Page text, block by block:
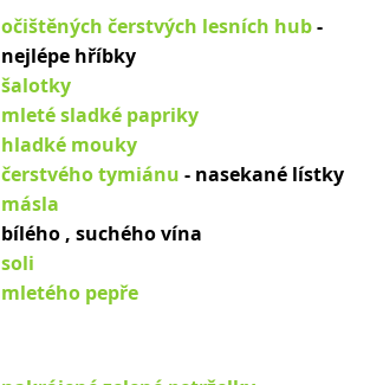
očištěných čerstvých lesních hub-
nejlépe hříbky
šalotky
mleté sladké papriky
hladké mouky
čerstvého tymiánu - nasekané lístky
másla
bílého , suchého vína
soli
mletého pepře